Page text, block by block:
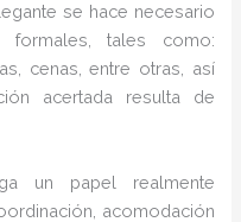
se hace necesario
formales, tales como:
cenas, entre otras, así
acertada resulta de
un papel realmente
acomodación